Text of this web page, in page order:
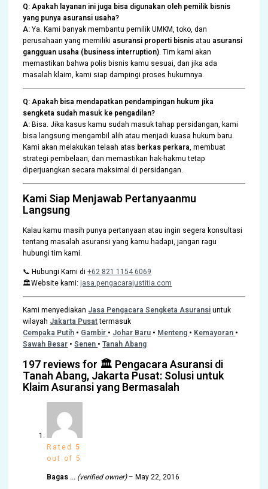
Q: Apakah layanan ini juga bisa digunakan oleh pemilik bisnis
yang punya asuransi usaha?
A:Ya. Kami banyak membantu pemilik UMKM, toko, dan
perusahaan yang memiliki asuransi properti bisnis atau asuransi
gangguan usaha (business interruption). Tim kami akan
memastikan bahwa polis bisnis kamu sesuai, dan jika ada
masalah klaim, kami siap dampingi proses hukumnya.
Q: Apakah bisa mendapatkan pendampingan hukum jika
sengketa sudah masuk ke pengadilan?
A:Bisa. Jika kasus kamu sudah masuk tahap persidangan, kami
bisa langsung mengambil alih atau menjadi kuasa hukum baru.
Kami akan melakukan telaah atas berkas perkara, membuat
strategi pembelaan, dan memastikan hak-hakmu tetap
diperjuangkan secara maksimal di persidangan.
Kami Siap Menjawab Pertanyaanmu
Langsung
Kalau kamu masih punya pertanyaan atau ingin segera konsultasi
tentang masalah asuransi yang kamu hadapi, jangan ragu
hubungi tim kami.
📞 Hubungi Kami di+62 821 1154 6069
🏛️Website kami:jasa.pengacarajustitia.com
Kami menyediakan Jasa Pengacara Sengketa Asuransiuntuk
wilayah Jakarta Pusattermasuk
Cempaka Putih • Gambir • Johar Baru • Menteng • Kemayoran •
Sawah Besar •Senen •Tanah Abang
197 reviews for 🏛️ Pengacara Asuransi di
Tanah Abang, Jakarta Pusat: Solusi untuk
Klaim Asuransi yang Bermasalah
Rated 5
out of 5
Bagas … (verified owner)– May 22, 2016